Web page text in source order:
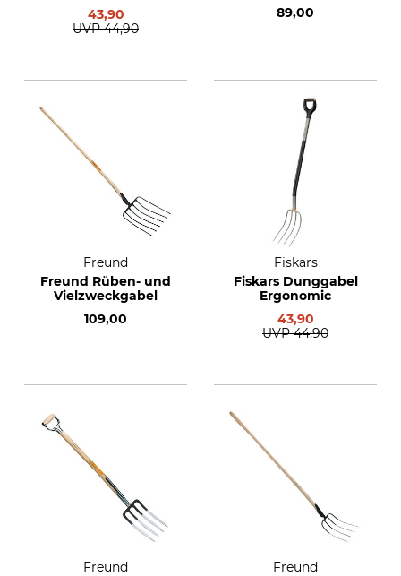
43,90
UVP 44,90
89,00
Freund
Freund Rüben- und
Vielzweckgabel
109,00
Fiskars
Fiskars Dunggabel
Ergonomic
43,90
UVP 44,90
Freund
Freund